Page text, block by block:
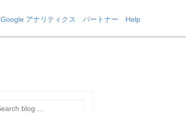
Google アナリティクス パートナー Help